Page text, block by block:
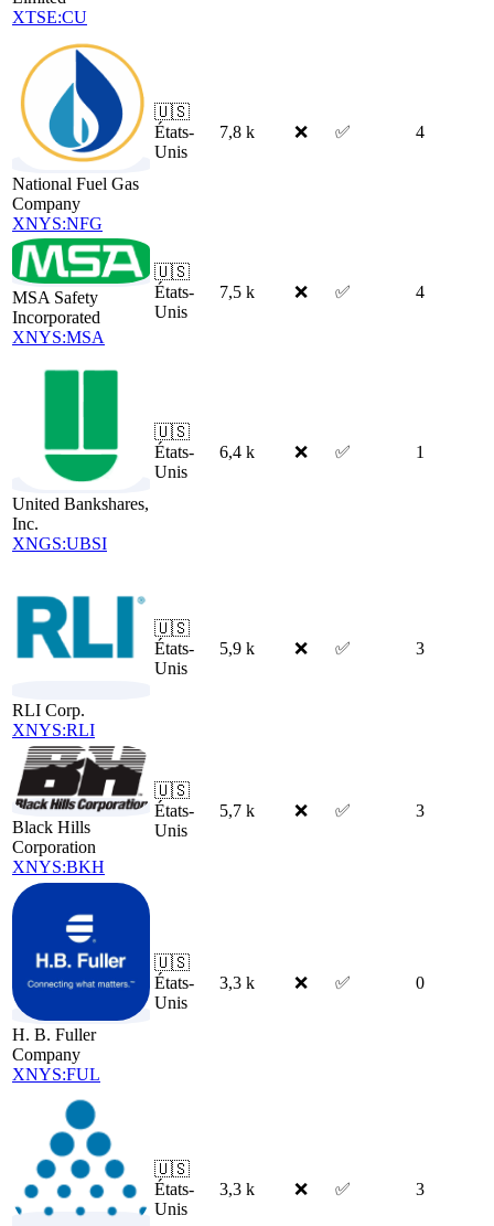
XTSE:CU
National Fuel Gas
Company
XNYS:NFG
🇺🇸
États-
Unis
7,8 k ❌ ✅ 4
MSA Safety
Incorporated
XNYS:MSA
🇺🇸
États-
Unis
7,5 k ❌ ✅ 4
United Bankshares,
Inc.
XNGS:UBSI
🇺🇸
États-
Unis
6,4 k ❌ ✅ 1
RLI Corp.
XNYS:RLI
🇺🇸
États-
Unis
5,9 k ❌ ✅ 3
Black Hills
Corporation
XNYS:BKH
🇺🇸
États-
Unis
5,7 k ❌ ✅ 3
H. B. Fuller
Company
XNYS:FUL
🇺🇸
États-
Unis
3,3 k ❌ ✅ 0
🇺🇸
États-
Unis
3,3 k ❌ ✅ 3